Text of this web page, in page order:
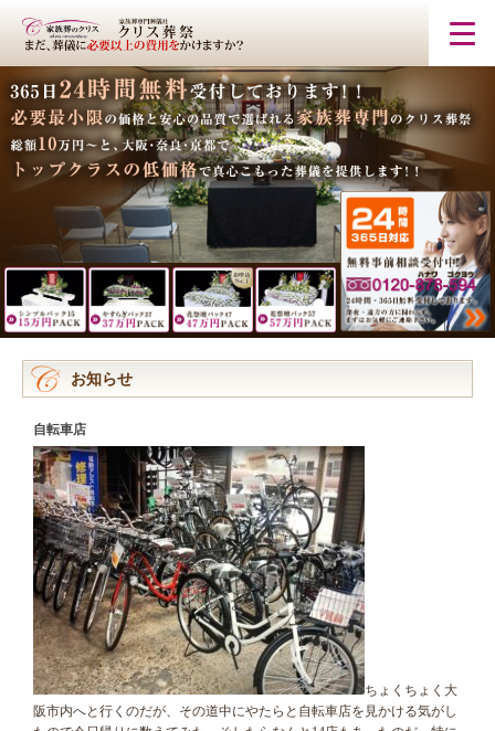
お知らせ
自転車店
ちょくちょく大
阪市内へと行くのだが、その道中にやたらと自転車店を見かける気がし